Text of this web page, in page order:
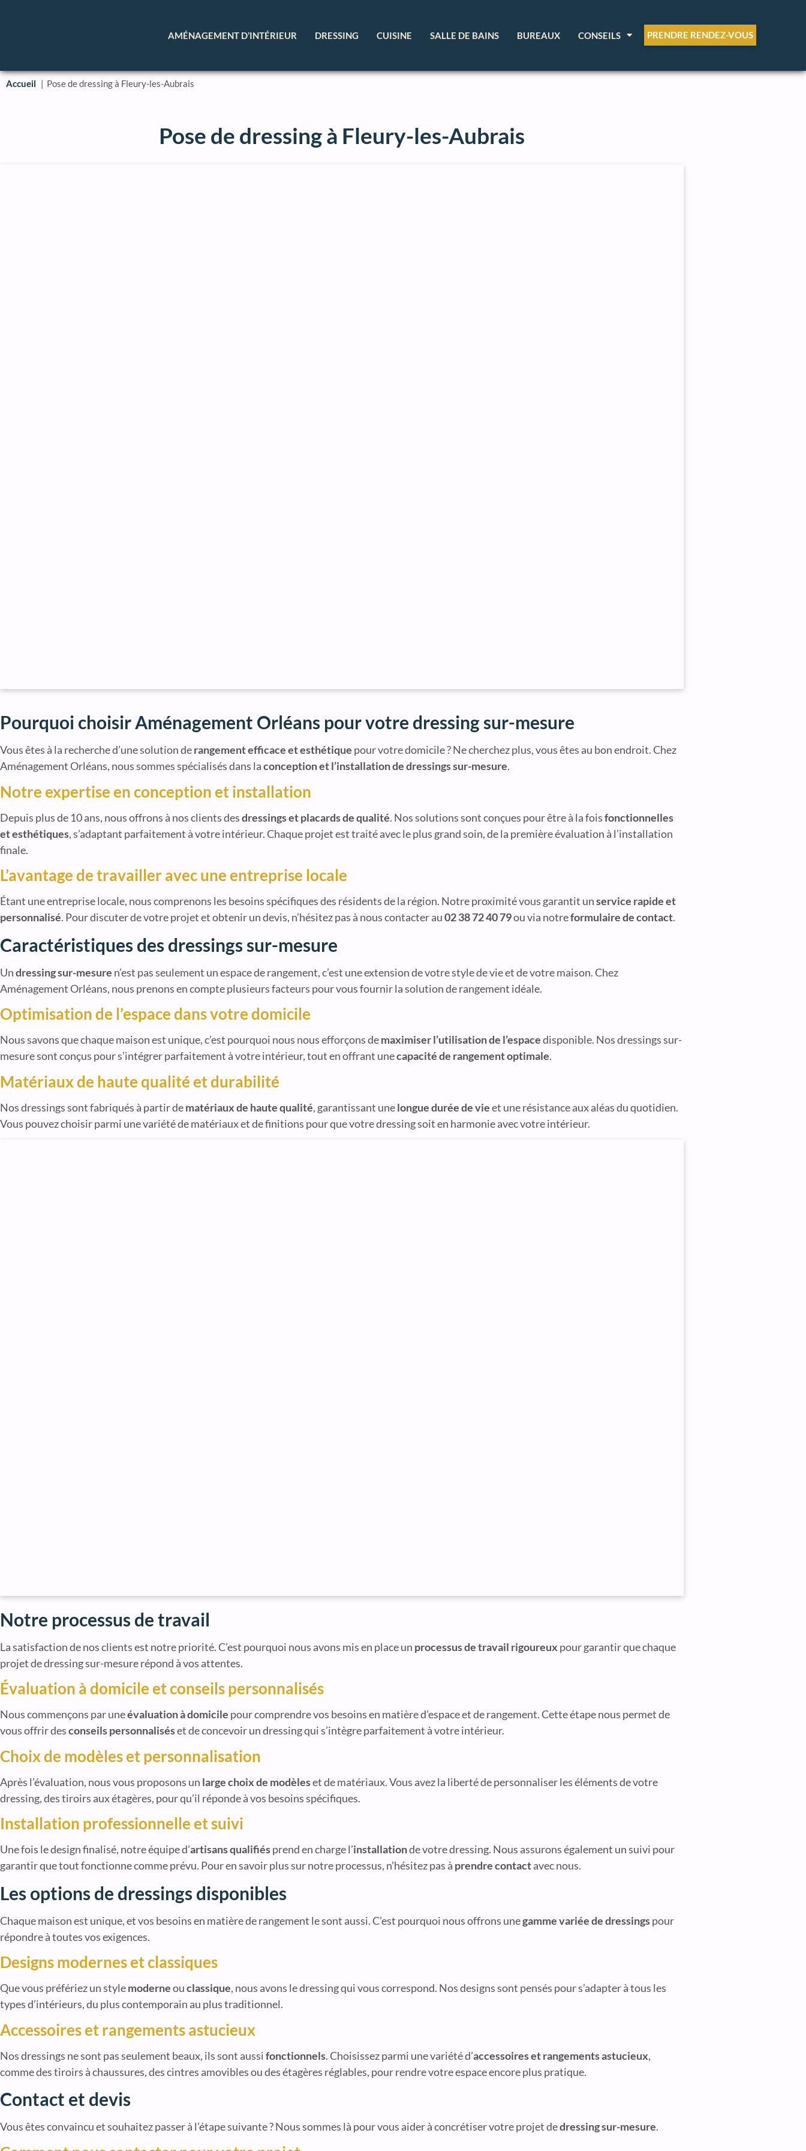
AMÉNAGEMENT D’INTÉRIEUR DRESSING CUISINE SALLE DE BAINS BUREAUX CONSEILS PRENDRE RENDEZ-VOUS
Accueil Pose de dressing à Fleury-les-Aubrais
Pose de dressing à Fleury-les-Aubrais
Pourquoi choisir Aménagement Orléans pour votre dressing sur-mesure
Vous êtes à la recherche d’une solution derangement efficace et esthétique pour votre domicile ? Ne cherchez plus, vous êtes au bon endroit. Chez
Aménagement Orléans, nous sommes spécialisés dans laconception et l’installation de dressings sur-mesure.
Notre expertise en conception et installation
Depuis plus de 10 ans, nous offrons à nos clients desdressings et placards de qualité. Nos solutions sont conçues pour être à la foisfonctionnelles
et esthétiques, s’adaptant parfaitement à votre intérieur. Chaque projet est traité avec le plus grand soin, de la première évaluation à l’installation
finale.
L’avantage de travailler avec une entreprise locale
Étant une entreprise locale, nous comprenons les besoins spécifiques des résidents de la région. Notre proximité vous garantit unservice rapide et
personnalisé. Pour discuter de votre projet et obtenir un devis, n’hésitez pas à nous contacter au02 38 72 40 79ou via notreformulaire de contact.
Caractéristiques des dressings sur-mesure
Undressing sur-mesure n’est pas seulement un espace de rangement, c’est une extension de votre style de vie et de votre maison. Chez
Aménagement Orléans, nous prenons en compte plusieurs facteurs pour vous fournir la solution de rangement idéale.
Optimisation de l’espace dans votre domicile
Nous savons que chaque maison est unique, c’est pourquoi nous nous efforçons demaximiser l’utilisation de l’espacedisponible. Nos dressings sur-
mesure sont conçus pour s’intégrer parfaitement à votre intérieur, tout en offrant unecapacité de rangement optimale.
Matériaux de haute qualité et durabilité
Nos dressings sont fabriqués à partir dematériaux de haute qualité, garantissant unelongue durée de vieet une résistance aux aléas du quotidien.
Vous pouvez choisir parmi une variété de matériaux et de finitions pour que votre dressing soit en harmonie avec votre intérieur.
Notre processus de travail
La satisfaction de nos clients est notre priorité. C’est pourquoi nous avons mis en place un processus de travail rigoureux pour garantir que chaque
projet de dressing sur-mesure répond à vos attentes.
Évaluation à domicile et conseils personnalisés
Nous commençons par uneévaluation à domicile pour comprendre vos besoins en matière d’espace et de rangement. Cette étape nous permet de
vous offrir desconseils personnaliséset de concevoir un dressing qui s’intègre parfaitement à votre intérieur.
Choix de modèles et personnalisation
Après l’évaluation, nous vous proposons un large choix de modèleset de matériaux. Vous avez la liberté de personnaliser les éléments de votre
dressing, des tiroirs aux étagères, pour qu’il réponde à vos besoins spécifiques.
Installation professionnelle et suivi
Une fois le design finalisé, notre équipe d’artisans qualifiésprend en charge l’installationde votre dressing. Nous assurons également un suivi pour
garantir que tout fonctionne comme prévu. Pour en savoir plus sur notre processus, n’hésitez pas à prendre contactavec nous.
Les options de dressings disponibles
Chaque maison est unique, et vos besoins en matière de rangement le sont aussi. C’est pourquoi nous offrons unegamme variée de dressingspour
répondre à toutes vos exigences.
Designs modernes et classiques
Que vous préfériez un stylemoderneouclassique, nous avons le dressing qui vous correspond. Nos designs sont pensés pour s’adapter à tous les
types d’intérieurs, du plus contemporain au plus traditionnel.
Accessoires et rangements astucieux
Nos dressings ne sont pas seulement beaux, ils sont aussifonctionnels. Choisissez parmi une variété d’accessoires et rangements astucieux,
comme des tiroirs à chaussures, des cintres amovibles ou des étagères réglables, pour rendre votre espace encore plus pratique.
Contact et devis
Vous êtes convaincu et souhaitez passer à l’étape suivante ? Nous sommes là pour vous aider à concrétiser votre projet dedressing sur-mesure.